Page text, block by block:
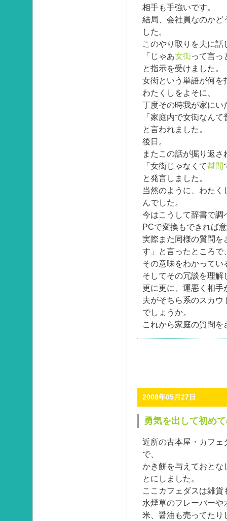
相手も手強いです。
結局、会社員なのかど
した。
このやり取りを夫に話
「じゃあ女衒って言っ
と指示を受けました。
女衒という単語が何を
わたくしをよそに、
丁度その時我が家にい
「家庭内で女衒なん
と言われました。
後日。
またこの話が掘り返さ
「女衒じゃなくて幇間
と発言しました。
当然のように、わた
んでした。
今はこうして辞書で調
PCで変換もできれば
実際また同様の質問を
す」と言ったところで
その意味をわかって
そしてその冗談を理
更に更に、運悪く相手
夫がそちら系のスカ
でしょうか。
これから家庭の質問
2008年05月27日
勇気を出して初め
近所の古本屋・カフェ
で、
かき餅を与えておとな
とにしました。
ここカフェダスは雑
水煙草のフレーバー
米、醤油も売ってたり